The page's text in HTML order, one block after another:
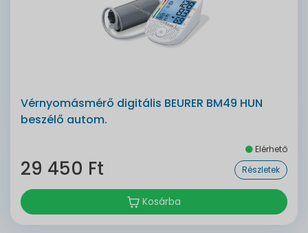
Vérnyomásmérő digitális BEURER BM49 HUN
beszélő autom.
Elérhető
29 450 Ft Részletek
Kosárba